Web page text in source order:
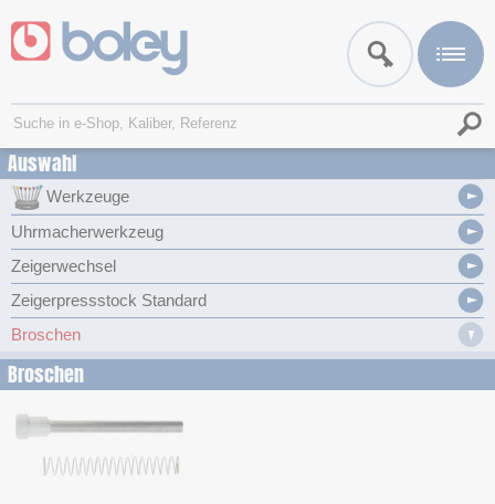
Auswahl
Werkzeuge
Uhrmacherwerkzeug
Zeigerwechsel
Zeigerpressstock Standard
Broschen
Broschen